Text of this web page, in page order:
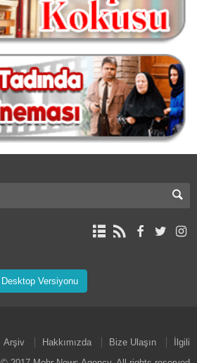
Desktop Versiyonu
Arşiv Hakkımızda Bize Ulaşın
İlgili